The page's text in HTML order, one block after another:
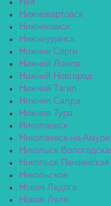
Нея
Нижневартовск
Нижнекамск
Нижнеудинск
Нижние Серги
Нижний Ломов
Нижний Новгород
Нижний Тагил
Нижняя Салда
Нижняя Тура
Николаевск
Николаевск-на-Амуре
Никольск
Никольск Пензенская
Никольское
Новая Ладога
Новая Ляля